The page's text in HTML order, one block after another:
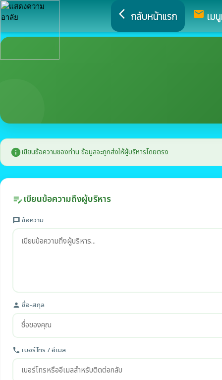
arrow_back_ios กลับหน้าแรก mail เม
infoเขียนข้อความของท่าน ข้อมูลจะถูกส่งให้ผู้บริหารโดยตรง
edit_noteเขียนข้อความถึงผู้บริหาร
message ข้อความ
person ชื่อ-สกุล
phone เบอร์โทร / อีเมล